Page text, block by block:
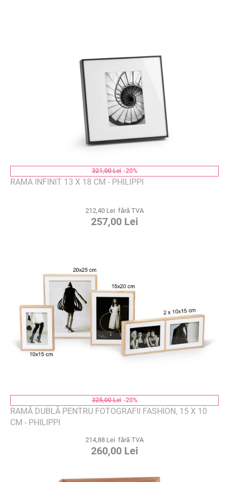
321,00 Lei -20%
RAMA INFINIT 13 X 18 CM - PHILIPPI
212,40 Lei fără TVA
257,00 Lei
325,00 Lei -20%
RAMĂ DUBLĂ PENTRU FOTOGRAFII FASHION, 15 X 10
CM - PHILIPPI
214,88 Lei fără TVA
260,00 Lei